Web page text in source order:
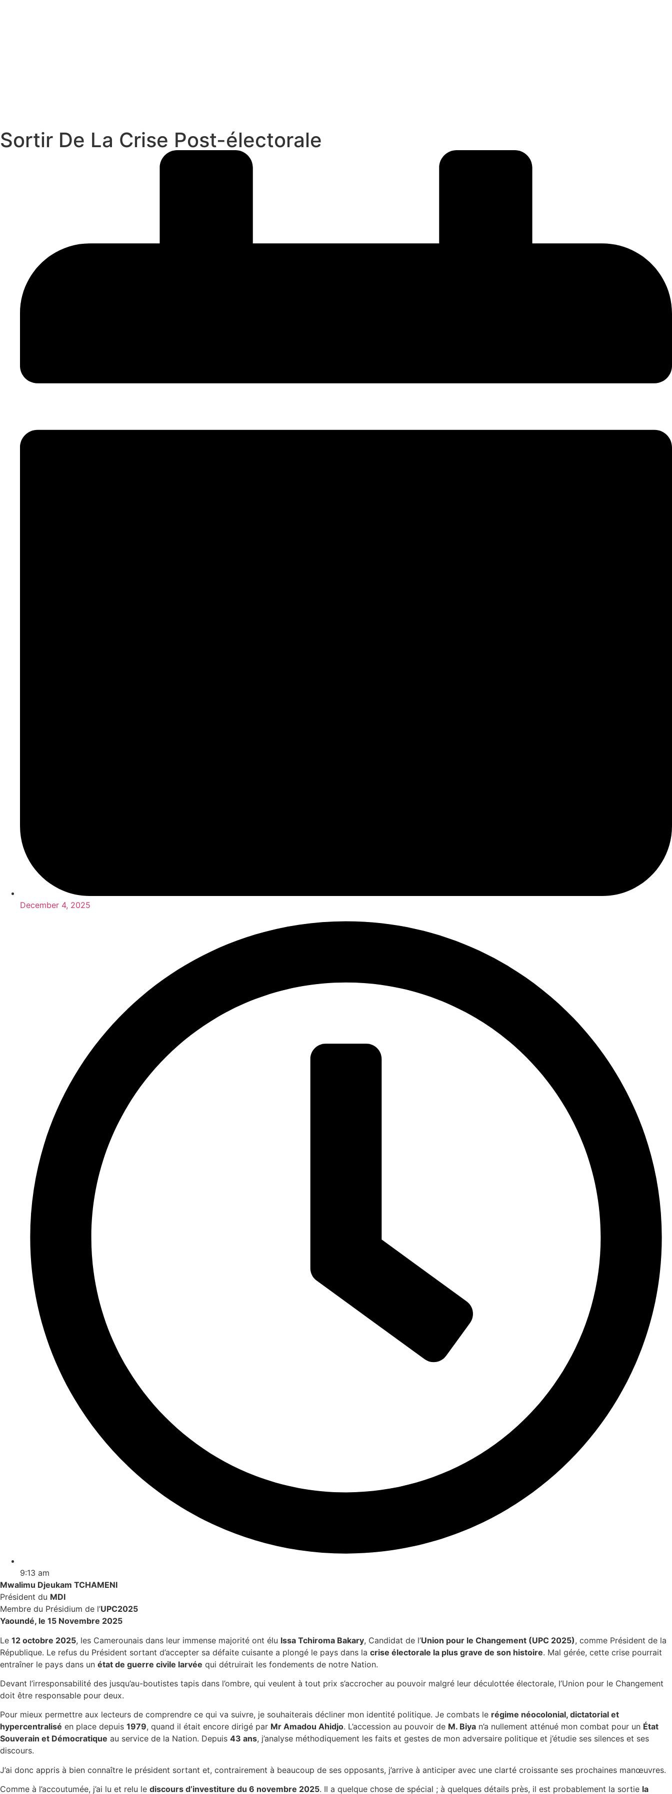
Sortir De La Crise Post-électorale
December 4, 2025
9:13 am
Mwalimu Djeukam TCHAMENI
Président du MDI
Membre du Présidium de l’UPC2025
Yaoundé, le 15 Novembre 2025
Le 12 octobre 2025, les Camerounais dans leur immense majorité ont élu Issa Tchiroma Bakary, Candidat de l’Union pour le Changement (UPC 2025), comme Président de la
République. Le refus du Président sortant d’accepter sa défaite cuisante a plongé le pays dans la crise électorale la plus grave de son histoire. Mal gérée, cette crise pourrait
entraîner le pays dans un état de guerre civile larvée qui détruirait les fondements de notre Nation.
Devant l’irresponsabilité des jusqu’au-boutistes tapis dans l’ombre, qui veulent à tout prix s’accrocher au pouvoir malgré leur déculottée électorale, l’Union pour le Changement
doit être responsable pour deux.
Pour mieux permettre aux lecteurs de comprendre ce qui va suivre, je souhaiterais décliner mon identité politique. Je combats le régime néocolonial, dictatorial et
hypercentralisé en place depuis 1979, quand il était encore dirigé par Mr Amadou Ahidjo. L’accession au pouvoir de M. Biya n’a nullement atténué mon combat pour un État
Souverain et Démocratique au service de la Nation. Depuis 43 ans, j’analyse méthodiquement les faits et gestes de mon adversaire politique et j’étudie ses silences et ses
discours.
J’ai donc appris à bien connaître le président sortant et, contrairement à beaucoup de ses opposants, j’arrive à anticiper avec une clarté croissante ses prochaines manœuvres.
Comme à l’accoutumée, j’ai lu et relu le discours d’investiture du 6 novembre 2025. Il a quelque chose de spécial ; à quelques détails près, il est probablement la sortie la